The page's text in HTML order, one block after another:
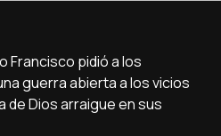
Francisco pidió a los
guerra abierta a los vicios
de Dios arraigue en sus